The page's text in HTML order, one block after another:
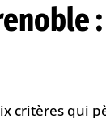
critères qui